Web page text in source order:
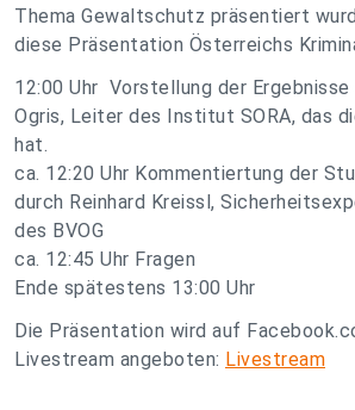
Thema Gewaltschutz präsentiert
diese Präsentation Österreichs
12:00 Uhr Vorstellung der Ergebnisse
Ogris, Leiter des Institut SORA, das
hat.
ca. 12:20 Uhr Kommentiertung der
durch Reinhard Kreissl,
des BVOG
ca. 12:45 Uhr Fragen
Ende spätestens 13:00 Uhr
Die Präsentation wird auf
Livestream angeboten: Livestream